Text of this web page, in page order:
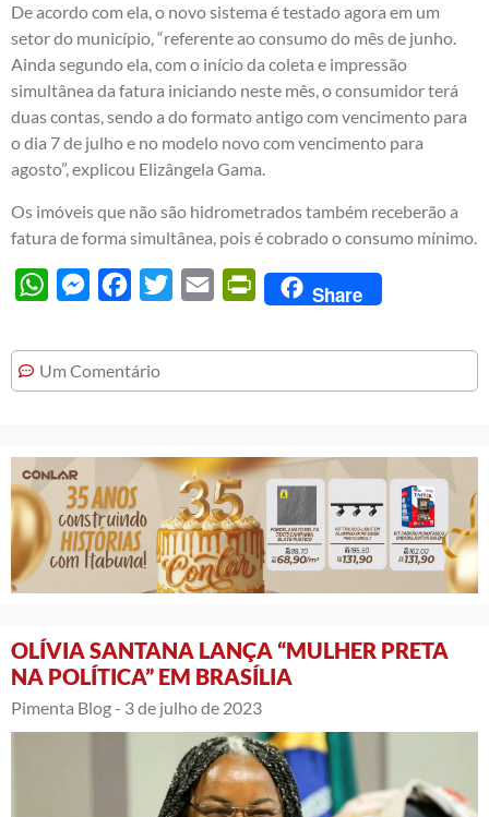
De acordo com ela, o novo sistema é testado agora em um
setor do município, “referente ao consumo do mês de junho.
Ainda segundo ela, com o início da coleta e impressão
simultânea da fatura iniciando neste mês, o consumidor terá
duas contas, sendo a do formato antigo com vencimento para
o dia 7 de julho e no modelo novo com vencimento para
agosto”, explicou Elizângela Gama.
Os imóveis que não são hidrometrados também receberão a
fatura de forma simultânea, pois é cobrado o consumo mínimo.
WhatsAppMessengerFacebook
Twitter Email PrintFriendly
Share
Um Comentário
OLÍVIA SANTANA LANÇA “MULHER PRETA
NA POLÍTICA” EM BRASÍLIA
Pimenta Blog - 3 de julho de 2023